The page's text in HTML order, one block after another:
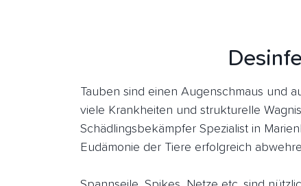
Tauben sind einen Augenschmaus und
viele Krankheiten und strukturelle
Schädlingsbekämpfer Spezialist in
Eudämonie der Tiere erfolgreich